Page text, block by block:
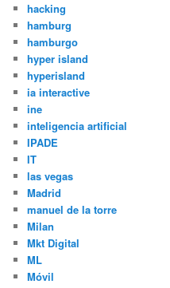
hacking
hamburg
hamburgo
hyper island
hyperisland
ia interactive
ine
inteligencia artificial
IPADE
IT
las vegas
Madrid
manuel de la torre
Milan
Mkt Digital
ML
Móvil